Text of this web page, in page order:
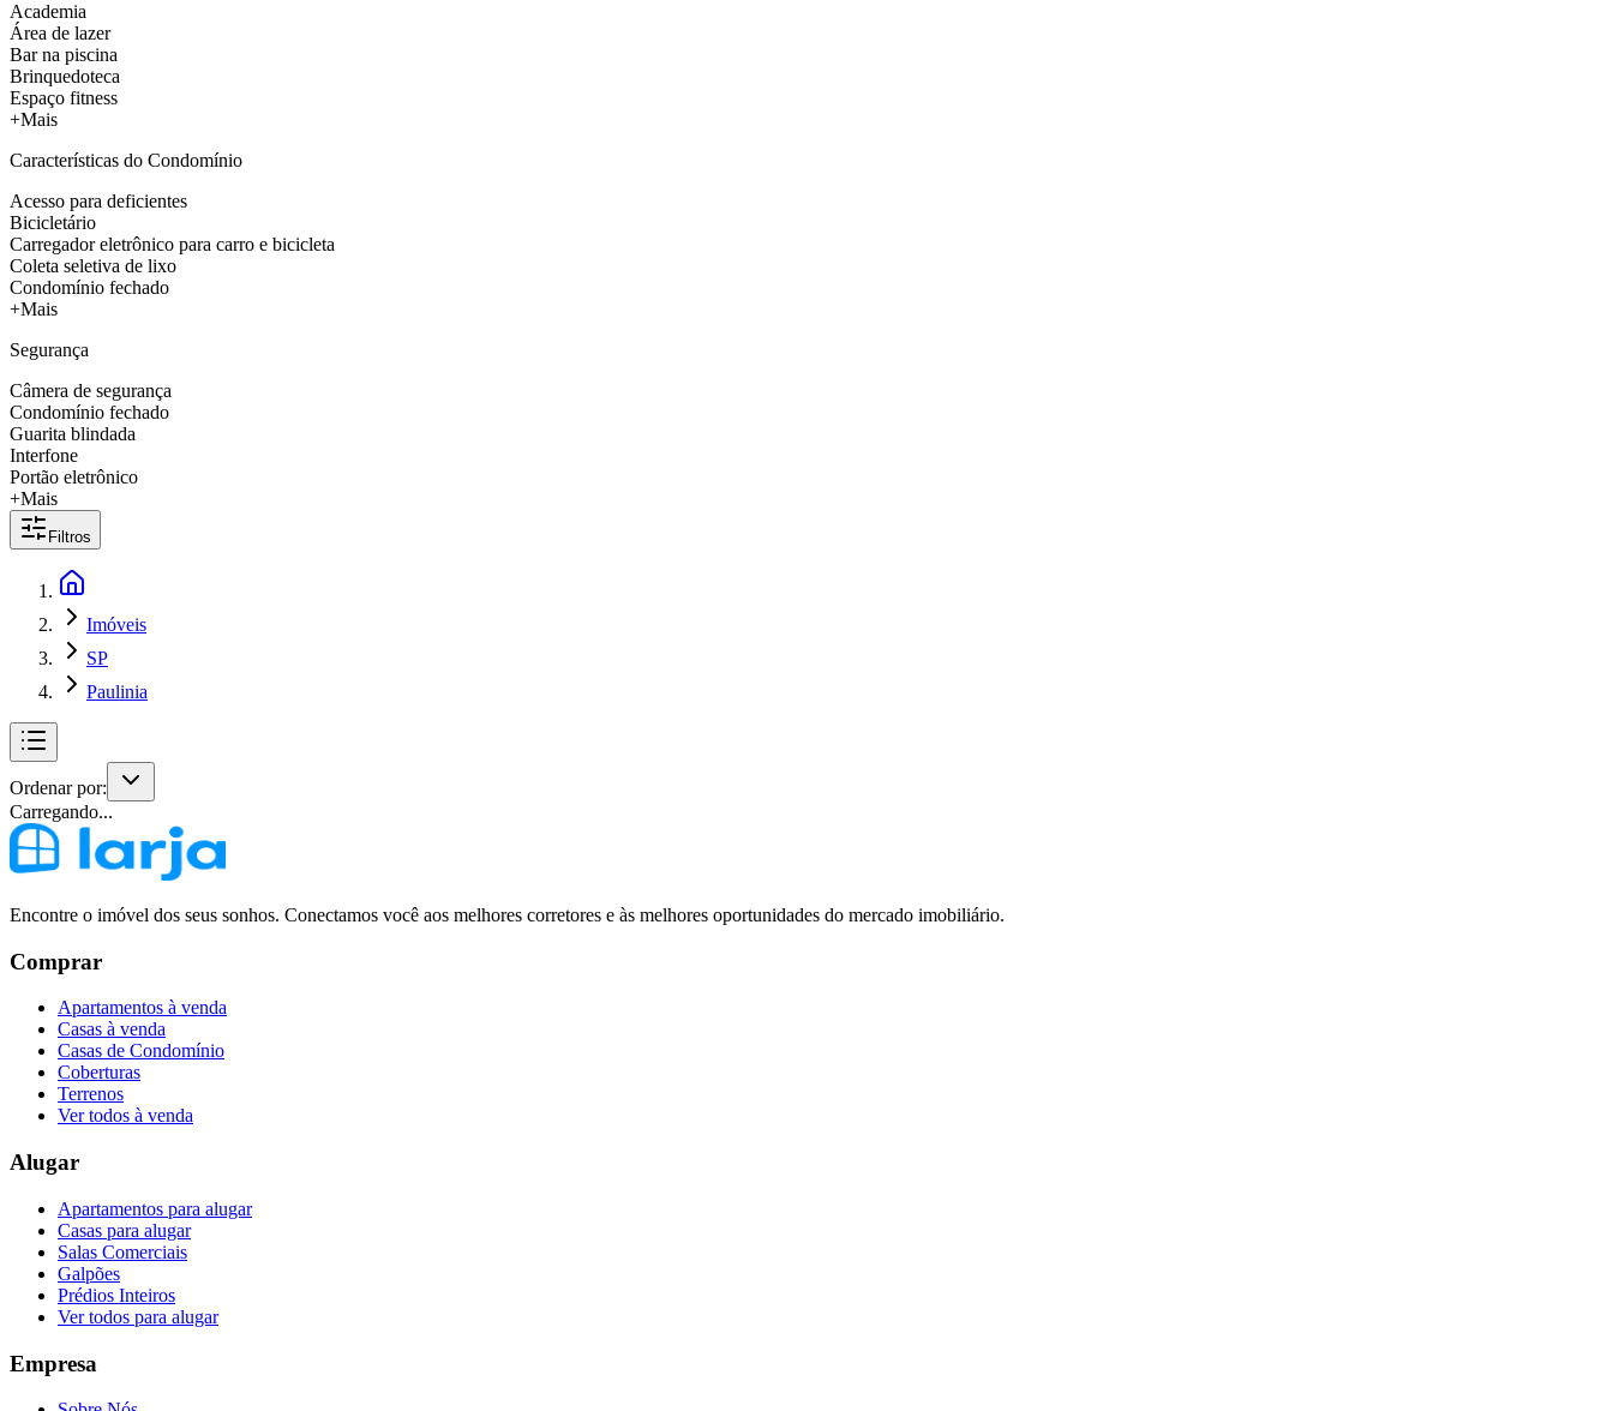
Academia
Área de lazer
Bar na piscina
Brinquedoteca
Espaço fitness
+Mais
Características do Condomínio
Acesso para deficientes
Bicicletário
Carregador eletrônico para carro e bicicleta
Coleta seletiva de lixo
Condomínio fechado
+Mais
Segurança
Câmera de segurança
Condomínio fechado
Guarita blindada
Interfone
Portão eletrônico
+Mais
Filtros
Imóveis
SP
Paulinia
Ordenar por:
Carregando...
Encontre o imóvel dos seus sonhos. Conectamos você aos melhores corretores e às melhores oportunidades do mercado imobiliário.
Comprar
Apartamentos à venda
Casas à venda
Casas de Condomínio
Coberturas
Terrenos
Ver todos à venda
Alugar
Apartamentos para alugar
Casas para alugar
Salas Comerciais
Galpões
Prédios Inteiros
Ver todos para alugar
Empresa